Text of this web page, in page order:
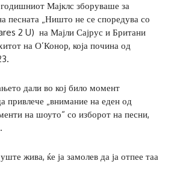
Мајклс зборуваше за
песната „Ништо не се споредува со
2 U) на Мајли Сајрус и Британи
на О’Конор, која почина од
дали во кој било момент
привлече „внимание на еден од
на шоуто“ со изборот на песни,
жива, ќе ја замолев да ја отпее таа